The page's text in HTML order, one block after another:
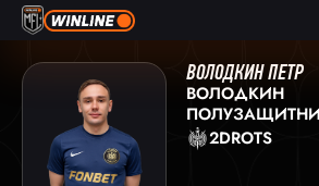
ВОЛОДКИН ПЕТР
ВОЛОДКИН
2DROTS